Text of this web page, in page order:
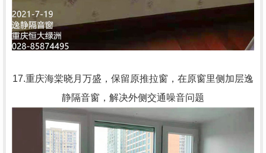
17.重庆海棠晓月万盛，保留原推拉窗，在原窗里侧加层逸
静隔音窗，解决外侧交通噪音问题